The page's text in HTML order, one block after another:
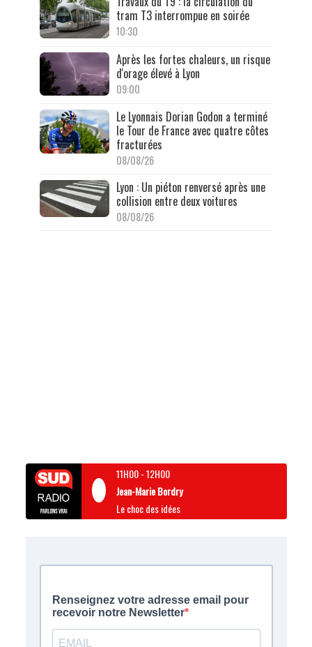
tram T3 interrompue en soirée
10:30
Après les fortes chaleurs, un risque
d'orage élevé à Lyon
09:00
Le Lyonnais Dorian Godon a terminé
le Tour de France avec quatre côtes
fracturées
08/08/26
Lyon : Un piéton renversé après une
collision entre deux voitures
08/08/26
11H00-12H00
Jean-Marie Bordry
Le choc des idées